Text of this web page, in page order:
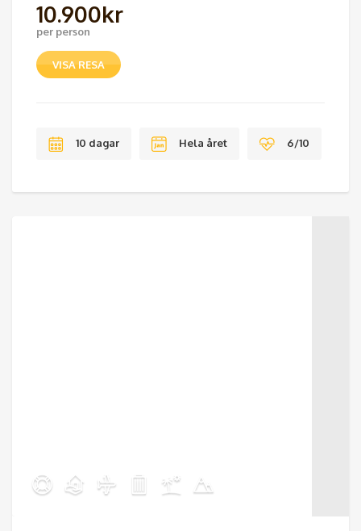
10.900kr
per person
VISA RESA
10 dagar Hela året 6/10